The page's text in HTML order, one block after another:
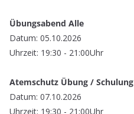
Übungsabend Alle
Datum: 05.10.2026
Uhrzeit: 19:30 - 21:00Uhr
Atemschutz Übung / Schulung
Datum: 07.10.2026
Uhrzeit: 19:30 - 21:00Uhr